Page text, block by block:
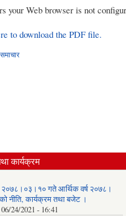
your Web browser is not
to download the PDF file.
कार्यक्रम
२०७८।०३।१० गते आर्थिक वर्ष २०७८।
नीति‚ कार्यक्रम तथा बजेट ।
06/24/2021 - 16:41